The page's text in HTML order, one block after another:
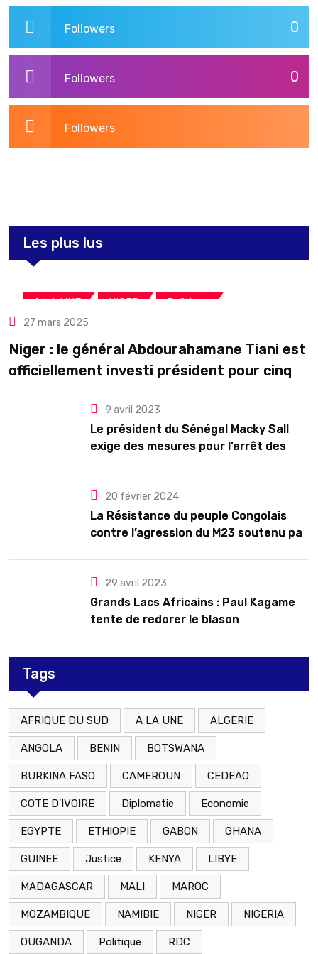
0
Followers
0
Followers
Followers
Les plus lus
A LA UNE NIGER Politique
27 mars 2025
Niger : le général Abdourahamane Tiani est
officiellement investi président pour cinq
9 avril 2023
Le président du Sénégal Macky Sall
exige des mesures pour l’arrêt des
20 février 2024
La Résistance du peuple Congolais
contre l’agression du M23 soutenu par
29 avril 2023
Grands Lacs Africains : Paul Kagame
tente de redorer le blason
Tags
AFRIQUE DU SUD A LA UNE ALGERIE
ANGOLA BENIN BOTSWANA
BURKINA FASO CAMEROUN CEDEAO
COTE D'IVOIRE Diplomatie Economie
EGYPTE ETHIOPIE GABON GHANA
GUINEE Justice KENYA LIBYE
MADAGASCAR MALI MAROC
MOZAMBIQUE NAMIBIE NIGER NIGERIA
OUGANDA Politique RDC